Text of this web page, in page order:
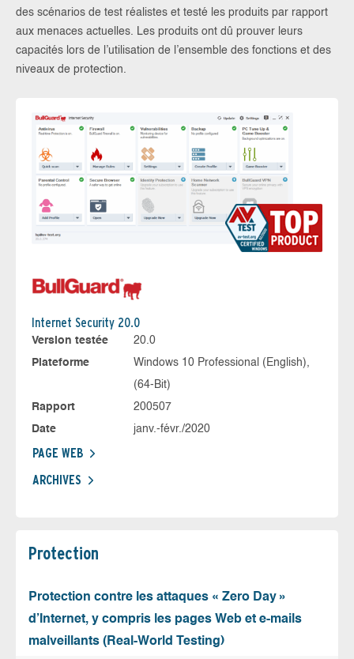
des scénarios de test réalistes et testé les produits par rapport
aux menaces actuelles. Les produits ont dû prouver leurs
capacités lors de l’utilisation de l’ensemble des fonctions et des
niveaux de protection.
Internet Security 20.0
Version testée
20.0
Plateforme
Windows 10 Professional (English),
(64-Bit)
Rapport
200507
Date
janv.-févr./2020
PAGE WEB
ARCHIVES
Protection
Protection contre les attaques « Zero Day »
d’Internet, y compris les pages Web et e-mails
malveillants (Real-World Testing)